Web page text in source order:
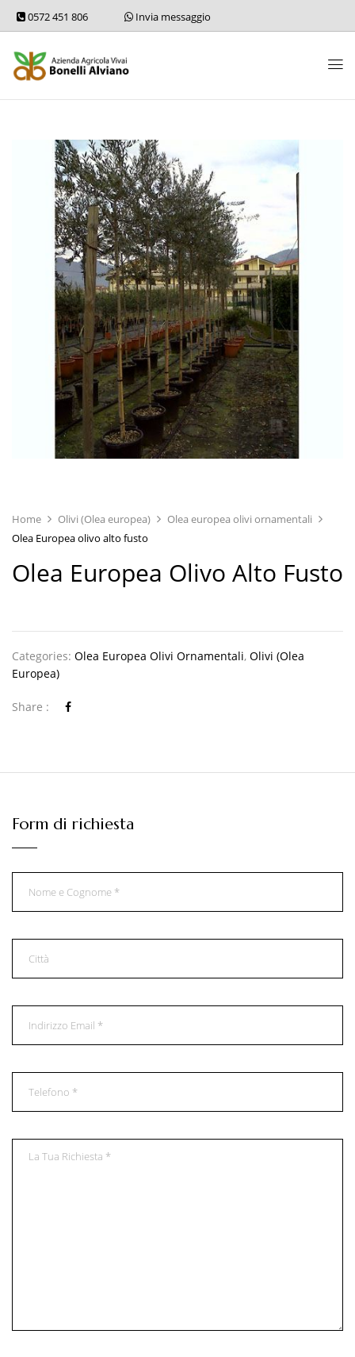
0572 451 806 Invia messaggio
Home Olivi (Olea europea)
Olea europea olivi ornamentali
Olea Europea olivo alto fusto
Olea Europea Olivo Alto Fusto
Categories: Olea Europea Olivi Ornamentali, Olivi (Olea
Europea)
Share :
Form di richiesta